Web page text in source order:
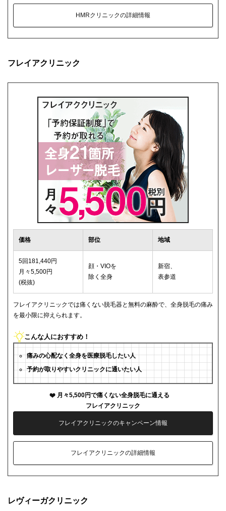
HMRクリニックの詳細情報
フレイアクリニック
価格 部位 地域
5回181,440円
月々5,500円
(税抜)
顔・VIOを
除く全身
新宿、
表参道
フレイアクリニックでは痛くない脱毛器と無料の麻酔で、全身脱毛の痛み
を最小限に抑えられます。
こんな人におすすめ！
痛みの心配なく全身を医療脱毛したい人
予約が取りやすいクリニックに通いたい人
月々5,500円で痛くない全身脱毛に通える
フレイアクリニック
フレイアクリニックのキャンペーン情報
フレイアクリニックの詳細情報
レヴィーガクリニック